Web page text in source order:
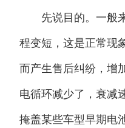
先说目的。一般来
程变短，这是正常现
而产生售后纠纷，增
电循环减少了，衰减
掩盖某些车型早期电